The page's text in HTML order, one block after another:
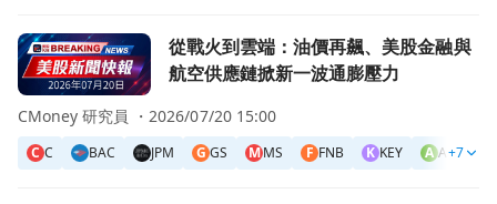
前往從戰火到雲端：油價再飆、美股金融與航空供應鏈掀新
從戰火到雲端：油價再飆、美股金融與
航空供應鏈掀新一波通膨壓力
C C BAC JPM G GS MMS F FNB K KEY A ALLY
+7
CMoney 研究員 ・ 2026/07/20 15:00